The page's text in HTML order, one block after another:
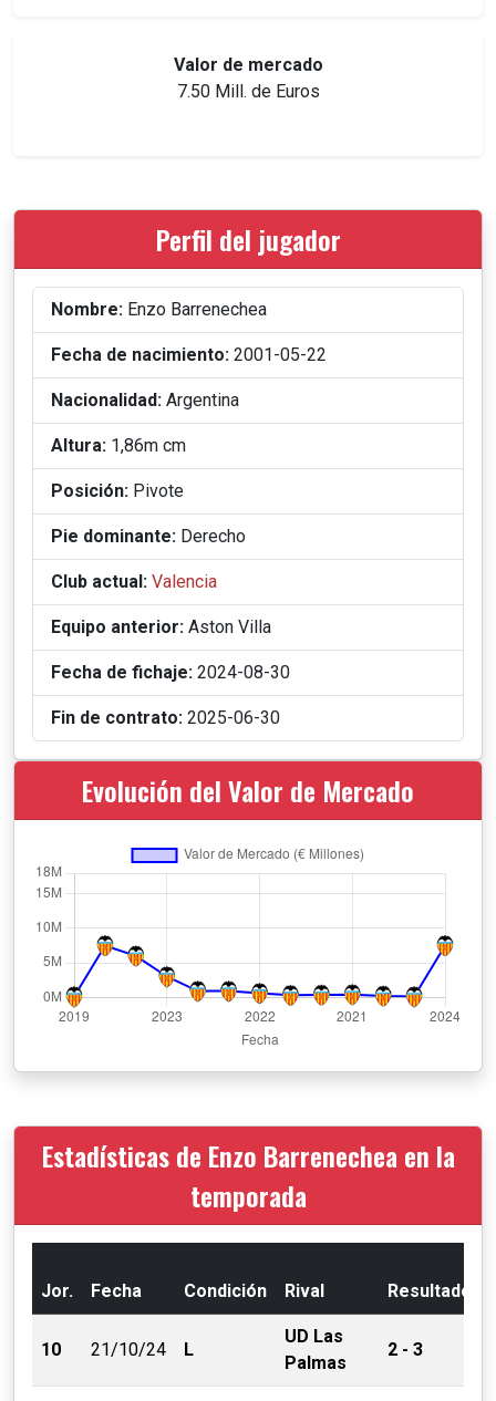
Valor de mercado
7.50 Mill. de Euros
Perfil del jugador
Nombre: Enzo Barrenechea
Fecha de nacimiento: 2001-05-22
Nacionalidad: Argentina
Altura: 1,86m cm
Posición: Pivote
Pie dominante: Derecho
Club actual: Valencia
Equipo anterior: Aston Villa
Fecha de fichaje: 2024-08-30
Fin de contrato: 2025-06-30
Evolución del Valor de Mercado
Estadísticas de Enzo Barrenechea en la
temporada
Jor. Fecha Condición Rival Resultado
10 21/10/24 L
UD Las
Palmas
2 - 3